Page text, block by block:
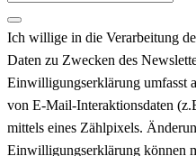
Ich willige in die Verarbeitung
Daten zu Zwecken des
Einwilligungserklärung umfasst
von E-Mail-Interaktionsdaten
mittels eines Zählpixels.
Einwilligungserklärung können